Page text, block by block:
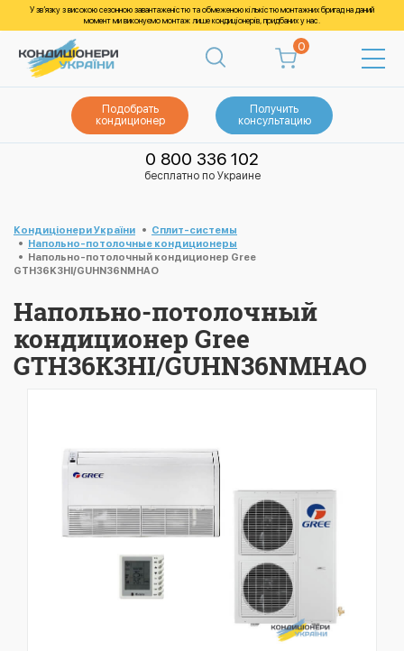
У зв’язку з високою сезонною завантаженістю та обмеженою кількістю монтажних бригад на даний
момент ми виконуємо монтаж лише кондиціонерів, придбаних у нас.
0
Подобрать
кондиционер
Получить
консультацию
0 800 336 102
бесплатно по Украине
Кондиціонери України
Cплит-системы
Напольно-потолочные кондиционеры
Напольно-потолочный кондиционер Gree
GTH36K3HI/GUHN36NMHAO
Напольно-потолочный
кондиционер Gree
GTH36K3HI/GUHN36NMHAO